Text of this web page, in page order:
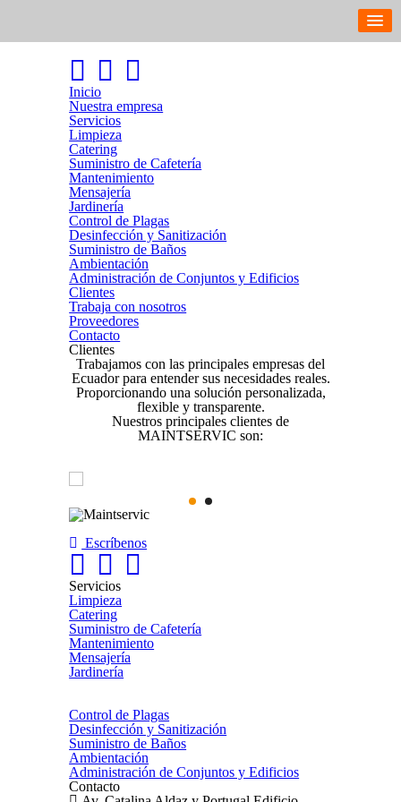
Inicio
Nuestra empresa
Servicios
Limpieza
Catering
Suministro de Cafetería
Mantenimiento
Mensajería
Jardinería
Control de Plagas
Desinfección y Sanitización
Suministro de Baños
Ambientación
Administración de Conjuntos y Edificios
Clientes
Trabaja con nosotros
Proveedores
Contacto
Clientes
Trabajamos con las principales empresas del
Ecuador para entender sus necesidades reales.
Proporcionando una solución personalizada,
flexible y transparente.
Nuestros principales clientes de
MAINTSERVIC son:
Escríbenos
Servicios
Limpieza
Catering
Suministro de Cafetería
Mantenimiento
Mensajería
Jardinería
Control de Plagas
Desinfección y Sanitización
Suministro de Baños
Ambientación
Administración de Conjuntos y Edificios
Contacto